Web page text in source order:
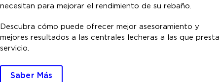
necesitan para mejorar el rendimiento de su rebaño.
Descubra cómo puede ofrecer mejor asesoramiento y
mejores resultados a las centrales lecheras a las que presta
servicio.
Saber Más